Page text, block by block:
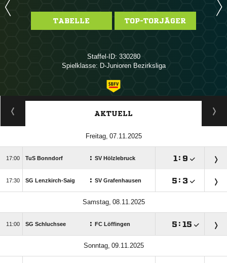
TABELLE TOP-TORJÄGER
Staffel-ID: 330280
Spielklasse: D-Junioren Bezirksliga
ANZEIGE
AKTUELL
 
 TuS Bonndorf : SV Hölzlebruck  : 
 SG Lenzkirch-Saig : SV Grafenhausen  : 
 
 SG Schluchsee : FC Löffingen  : 
 